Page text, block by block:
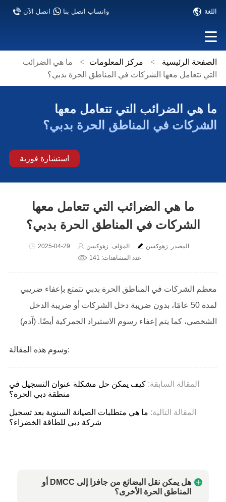
واتساب اتصل بنا اتصل الآن اللغة
الصفحة الرئيسية > مركز المعلومات >
ما هي الضرائب
التي تتعامل معها الشركات في المناطق الحرة بدبي؟
ما هي الضرائب التي تتعامل معها
الشركات في المناطق الحرة بدبي؟
استشارة فورية
ما هي الضرائب التي تتعامل معها
الشركات في المناطق الحرة بدبي؟
2025-04-29 المؤلف: زهوكسن
المصدر: زهوكسن
عدد المشاهدات: 141
معظم الشركات في المناطق الحرة بدبي تتمتع بإعفاء ضريبي
لمدة 50 عامًا، بدون ضريبة دخل الشركات أو ضريبة الدخل
الشخصي، كما يتم إعفاء رسوم الاستيراد الجمركية أيضًا. (آدم)
وسوم هذه المقالة:
المقالة السابقة:كيف يمكن حل مشكلة عنوان التسجيل في
منطقة دبي الحرة؟
المقالة التالية: ما هي متطلبات الصيانة السنوية بعد تسجيل
شركة دبي للطاقة الخضراء؟
هل يمكن نقل البضائع من جافزا إلى DMCC أو
المناطق الحرة الأخرى؟